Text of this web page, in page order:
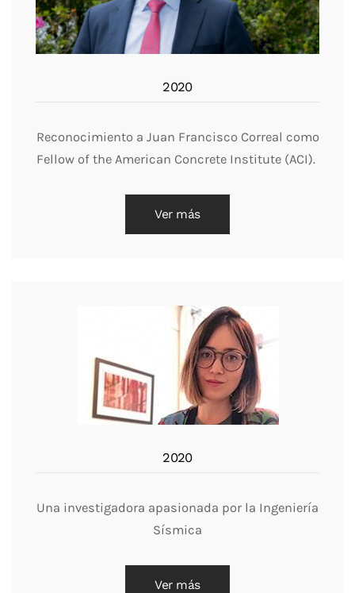
2020
Reconocimiento a Juan Francisco Correal como
Fellow of the American Concrete Institute (ACI).
Ver más
2020
Una investigadora apasionada por la Ingeniería
Sísmica
Ver más